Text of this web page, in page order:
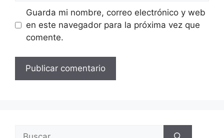
Guarda mi nombre, correo electrónico y web
en este navegador para la próxima vez que
comente.